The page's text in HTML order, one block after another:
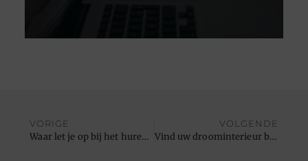
VORIGE
Waar let je op bij het huren van een opslag in Bergen op Zoom?
VOLGENDE
Vind uw droominterieur bij deze meubelzaak in Lier